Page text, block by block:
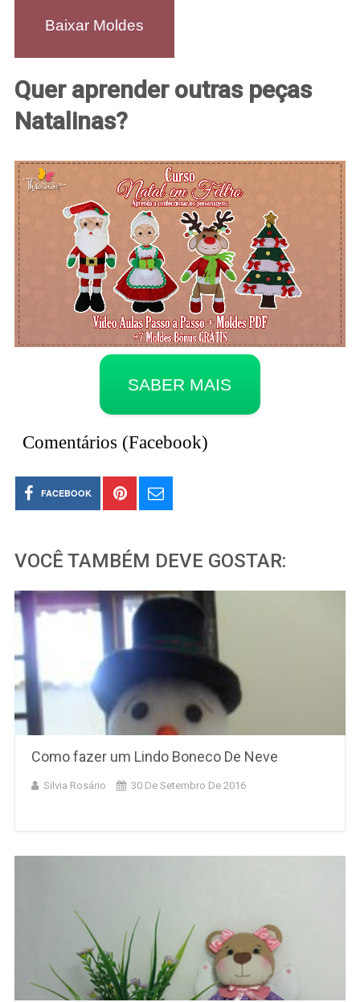
Baixar Moldes
Quer aprender outras peças
Natalinas?
SABER MAIS
Comentários (Facebook)
FACEBOOK
VOCÊ TAMBÉM DEVE GOSTAR:
Como fazer um Lindo Boneco De Neve
Silvia Rosário 30 De Setembro De 2016